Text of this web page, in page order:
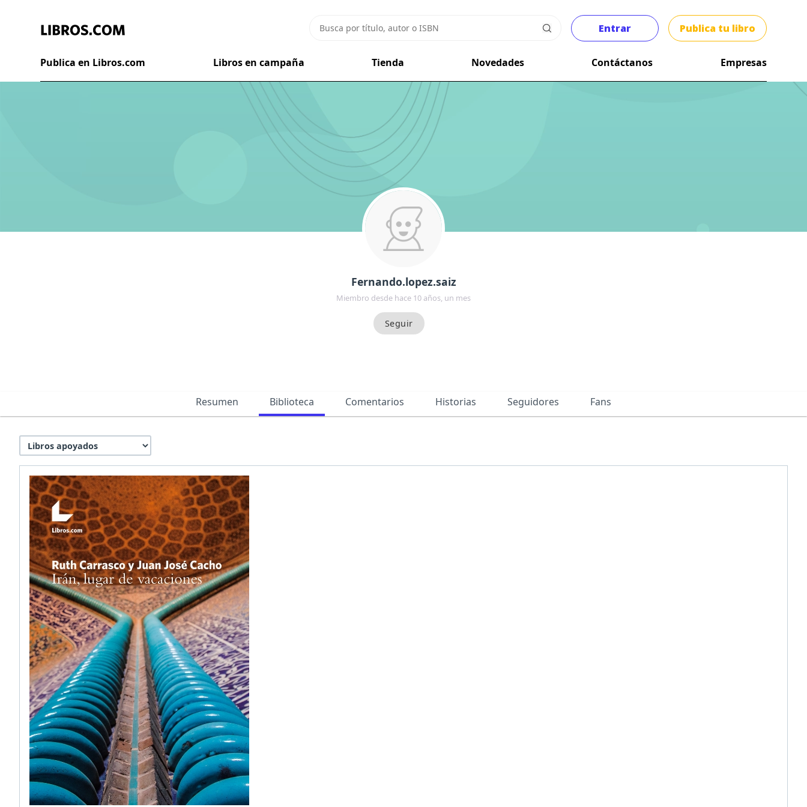
Entrar Publica tu libro
Publica en Libros.com Libros en campaña Tienda Novedades Contáctanos Empresas
Fernando.lopez.saiz
Miembro desde hace 10 años, un mes
Resumen Biblioteca Comentarios Historias Seguidores Fans